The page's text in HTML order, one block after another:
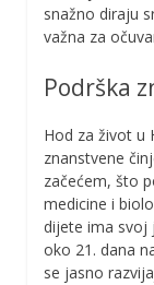
snažno diraju
važna za
Podrška
Hod za život u
znanstvene
začećem, što
medicine i
dijete ima svoj
oko 21. dana
se jasno